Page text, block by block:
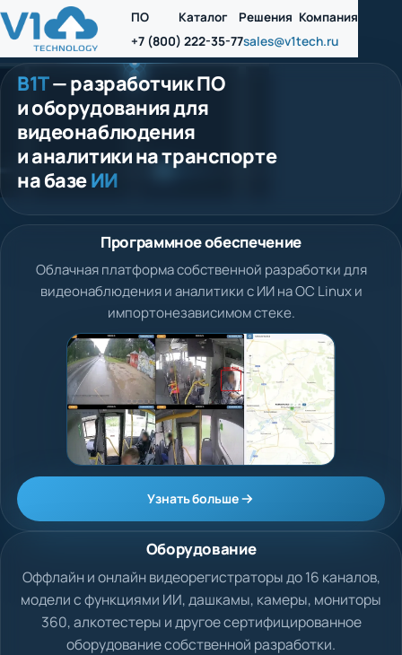
ПО Каталог Решения Компания
+7 (800) 222-35-77sales@v1tech.ru
В1Т— разработчик ПО
и оборудования для
видеонаблюдения
и аналитики на транспорте
на базеИИ
Программное обеспечение
Облачная платформа собственной разработки для
видеонаблюдения и аналитики с ИИ на ОС Linux и
импортонезависимом стеке.
Узнать больше
Оборудование
Оффлайн и онлайн видеорегистраторы до 16 каналов,
модели с функциями ИИ, дашкамы, камеры, мониторы
360, алкотестеры и другое сертифицированное
оборудование собственной разработки.